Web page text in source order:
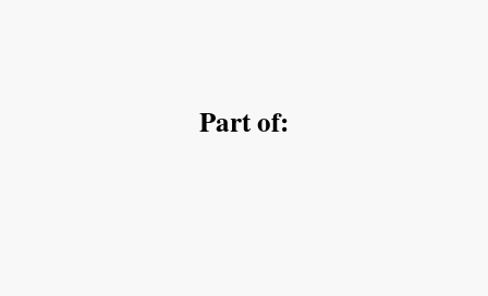
Part of: